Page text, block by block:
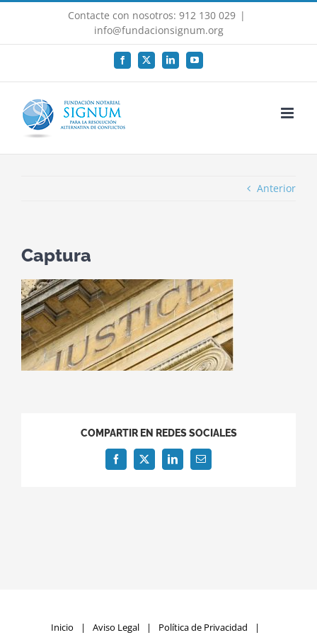
Saltar
Contacte con nosotros: 912 130 029 |
info@fundacionsignum.org
Facebook
X LinkedInYouTube
Anterior
Captura
COMPARTIR EN REDES SOCIALES
Facebook
X LinkedInCorreo
electrónico
Inicio Aviso Legal Política de Privacidad